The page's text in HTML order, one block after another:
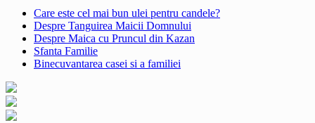
Care este cel mai bun ulei pentru candele?
Despre Tanguirea Maicii Domnului
Despre Maica cu Pruncul din Kazan
Sfanta Familie
Binecuvantarea casei si a familiei